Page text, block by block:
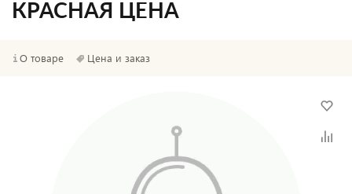
КРАСНАЯ ЦЕНА
О товаре Цена и заказ